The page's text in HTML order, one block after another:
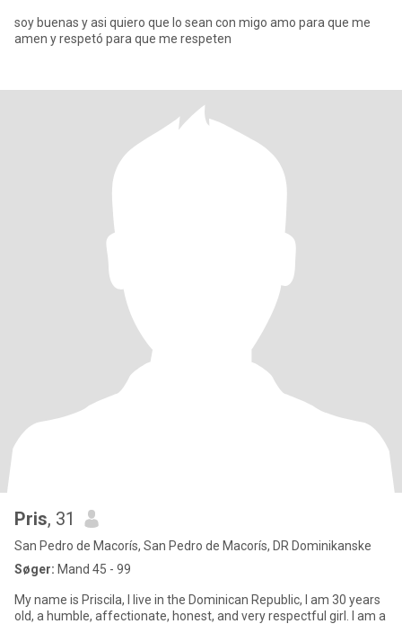
soy buenas y asi quiero que lo sean con migo amo para que me
amen y respetó para que me respeten
Pris, 31
San Pedro de Macorís, San Pedro de Macorís, DR Dominikanske
Søger: Mand 45 - 99
My name is Priscila, I live in the Dominican Republic, I am 30 years
old, a humble, affectionate, honest, and very respectful girl. I am a